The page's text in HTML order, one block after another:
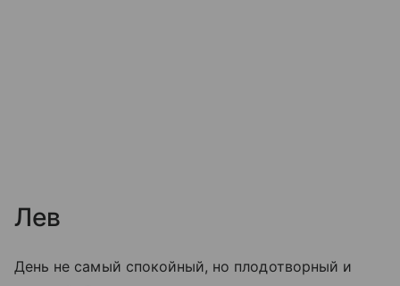
Лев
День не самый спокойный, но плодотворный и